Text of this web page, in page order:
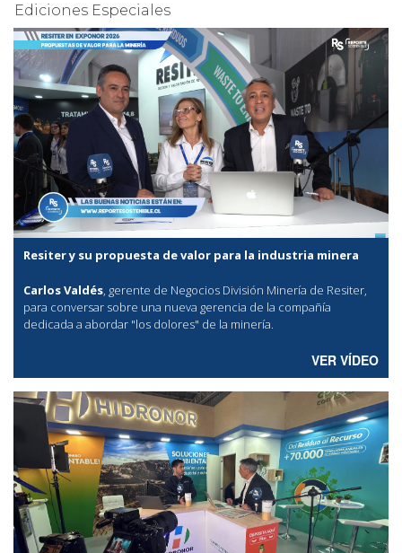
Ediciones Especiales
Resiter y su propuesta de valor para la industria minera
Carlos Valdés, gerente de Negocios División Minería de Resiter,
para conversar sobre una nueva gerencia de la compañía
dedicada a abordar "los dolores" de la minería.
VER VÍDEO